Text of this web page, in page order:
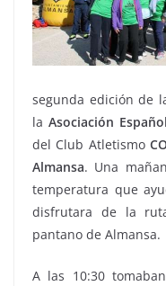
segunda edición de
la Asociación
del Club Atletismo
Almansa. Una
temperatura que
disfrutara de la
pantano de Almansa.
A las 10:30